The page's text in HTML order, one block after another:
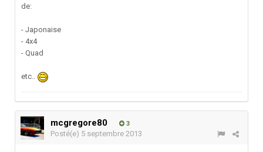
de:
- Japonaise
- 4x4
- Quad
etc..
mcgregore80 3
Posté(e) 5 septembre 2013